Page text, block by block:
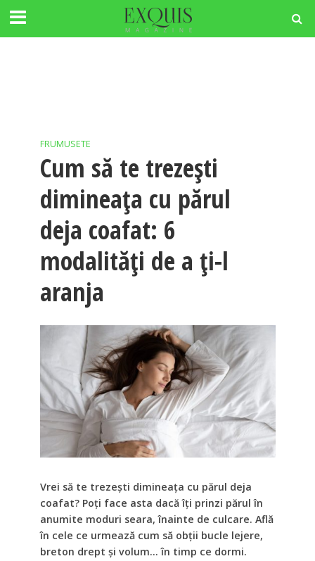
FRUMUSETE
Cum să te trezești
dimineața cu părul
deja coafat: 6
modalități de a ți-l
aranja
Vrei să te trezești dimineața cu părul deja
coafat? Poți face asta dacă îți prinzi părul în
anumite moduri seara, înainte de culcare. Află
în cele ce urmează cum să obții bucle lejere,
breton drept și volum… în timp ce dormi.